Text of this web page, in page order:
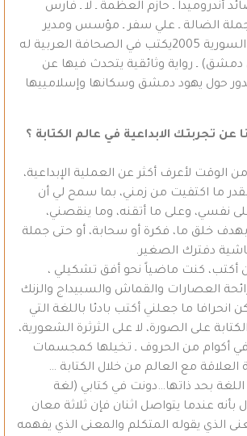
أندروميدا ـ حازم العظمة ـ لا ـ فارس
الضالة ـ علي سفر ـ مؤسس ومدير
تحرير (بقعة ضوء) السورية 2005يكتب في الصحافة العربية له
ـ رواية وثائقية يتحدث فيها عن
حول يهود دمشق وسكانها وإسلامييها
عن تجربتك الابداعية في عالم الكتابة ؟
الوقت لأعرف أكثر عن العملية الإبداعية،
بقدر ما اكتفيت من زمني، بما سمح لي أن
نفسي، وعلى ما أتقنه، وما ينقصني،
خلق ما، فكرة أو سحابة، أو حتى جملة
دفترك الصغير.
أكتب، كنت ماضياً نحو أفق تشكيلي ،
العصارات والقماش والسبيداج والزنك
انحرافا ما جعلني أكتب بادئا باللغة التي
على الصورة، لا على الثرثرة الشعورية،
أكوام من الحروف ـ تخيلها كمجسمات
العلاقة مع العالم من خلال الكتابة …
بحد ذاتها…دونت في كتابي (لغة
عندما يتواصل اثنان فإن ثلاثة معان
الذي يقوله المتكلم والمعنى الذي يفهمه